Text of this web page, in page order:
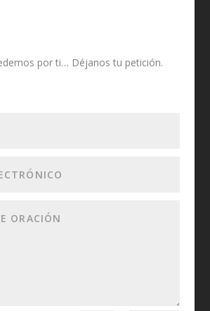
por ti… Déjanos tu petición.